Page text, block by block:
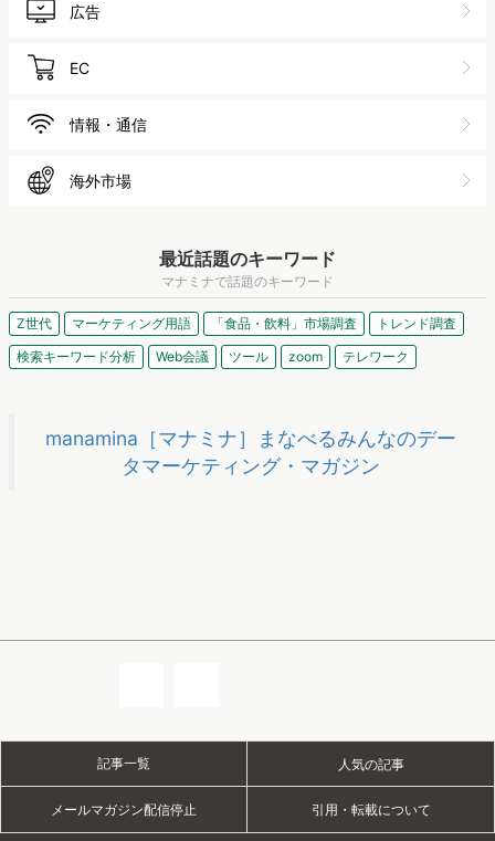
広告
EC
情報・通信
海外市場
最近話題のキーワード
マナミナで話題のキーワード
Z世代 マーケティング用語 「食品・飲料」市場調査
トレンド調査
検索キーワード分析
Web会議 ツール zoom テレワーク
manamina［マナミナ］まなべるみんなのデー
タマーケティング・マガジン
記事一覧 人気の記事
メールマガジン配信停止 引用・転載について